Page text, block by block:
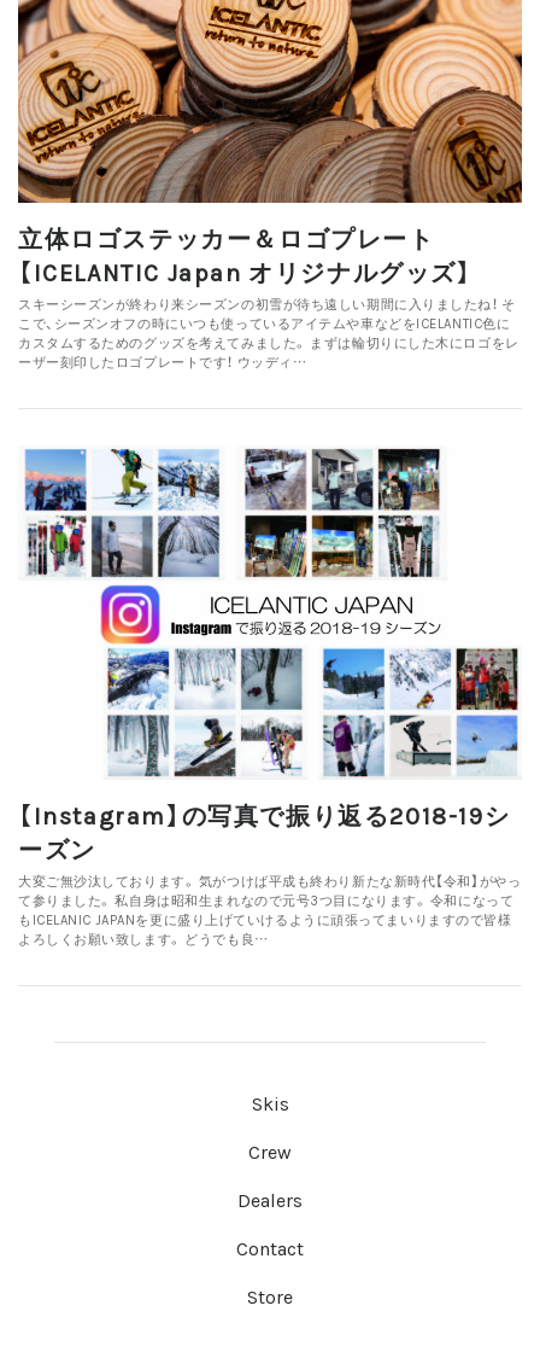
立体ロゴステッカー＆ロゴプレート
【ICELANTIC Japan オリジナルグッズ】
スキーシーズンが終わり来シーズンの初雪が待ち遠しい期間に入りましたね！ そ
こで、シーズンオフの時にいつも使っているアイテムや車などをICELANTIC色に
カスタムするためのグッズを考えてみました。 まずは輪切りにした木にロゴをレ
ーザー刻印したロゴプレートです！ ウッディ…
【Instagram】の写真で振り返る2018-19シ
ーズン
大変ご無沙汰しております。 気がつけば平成も終わり新たな新時代【令和】がやっ
て参りました。 私自身は昭和生まれなので元号3つ目になります。 令和になって
もICELANIC JAPANを更に盛り上げていけるように頑張ってまいりますので皆様
よろしくお願い致します。 どうでも良…
Skis
Crew
Dealers
Contact
Store